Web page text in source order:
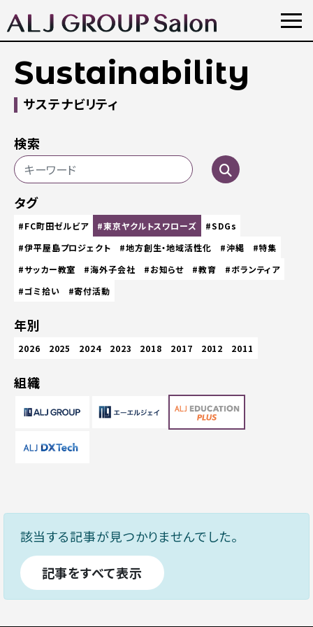
Sustainability
サステナビリティ
検索
タグ
#FC町田ゼルビア #東京ヤクルトスワローズ
#SDGs
#伊平屋島プロジェクト
#地方創生・地域活性化 #沖縄
#特集
#サッカー教室
#海外子会社 #お知らせ #教育
#ボランティア
#ゴミ拾い
#寄付活動
年別
2026 2025 2024 2023 2018 2017 2012 2011
組織
該当する記事が見つかりませんでした。
記事をすべて表示